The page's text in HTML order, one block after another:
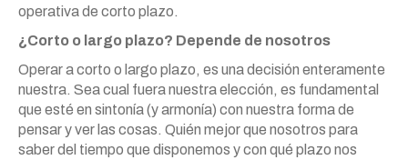
operativa de corto plazo.
¿Corto o largo plazo? Depende de nosotros
Operar a corto o largo plazo, es una decisión enteramente
nuestra. Sea cual fuera nuestra elección, es fundamental
que esté en sintonía (y armonía) con nuestra forma de
pensar y ver las cosas. Quién mejor que nosotros para
saber del tiempo que disponemos y con qué plazo nos